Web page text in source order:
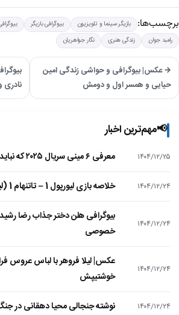
برچسب‌ها: بازیگر سینما و تلویزیون بیوگرافی بازیگر
رامبد جوان
زندگی هنری نگار جواهریان
→ عکس| بیوگرافی و حواشی زندگی امین
حیایی و همسر اول و دومش
📢مهم‌ترین اخبار
۱۴۰۴/۱۲/۲۵ معرفی ۶ مینی سریال ۲۰۲۵ که نباید از دست بدهید!
۱۴۰۴/۱۲/۲۴ خلاصه بازی لیورپول 1 – تاتنهام 1 (لیگ برتر انگلیس)
۱۴۰۴/۱۲/۲۴
بیوگرافی هلن دختر جذاب رضا
خصوصی
۱۴۰۴/۱۲/۲۴
عکس| لیلا فروهر با لباس عروس
خوشتیپش
۱۴۰۴/۱۲/۲۴ نوشته جنجالی محیا دهقانی در